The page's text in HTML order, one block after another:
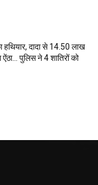
हथियार, दादा से 14.50 लाख
पुलिस ने 4 शातिरों को